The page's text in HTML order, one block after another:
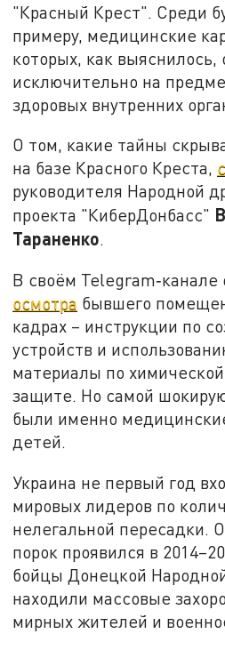
"Красный Крест". Среди
примеру, медицинские
которых, как выяснилось,
исключительно на
здоровых внутренних
О том, какие тайны
на базе Красного Креста,
руководителя Народной
проекта "КиберДонбасс"
Тараненко.
В своём Telegram‑канале
осмотра бывшего
кадрах – инструкции по
устройств и
материалы по
защите. Но самой
были именно
детей.
Украина не первый год
мировых лидеров по
нелегальной пересадки.
порок проявился в
бойцы Донецкой
находили массовые
мирных жителей и